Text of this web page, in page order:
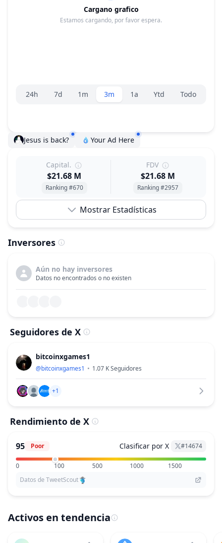
Cargano grafico
Estamos cargando, por favor espera.
Selector de rango
24h 7d 1m 3m 1a Ytd Todo
Jesus is back? Your Ad Here
Capital.
$21.68 M
Ranking #670
FDV
$21.68 M
Ranking #2957
Mostrar Estadísticas
Inversores
Aún no hay inversores
Datos no encontrados o no existen
Seguidores de X
bitcoinxgames1
@bitcoinxgames1 1.07 KSeguidores
+1
Rendimiento de X
95 Poor Clasificar por X #14674
0 100 500 1000
1500
Datos de TweetScout
Activos en tendencia